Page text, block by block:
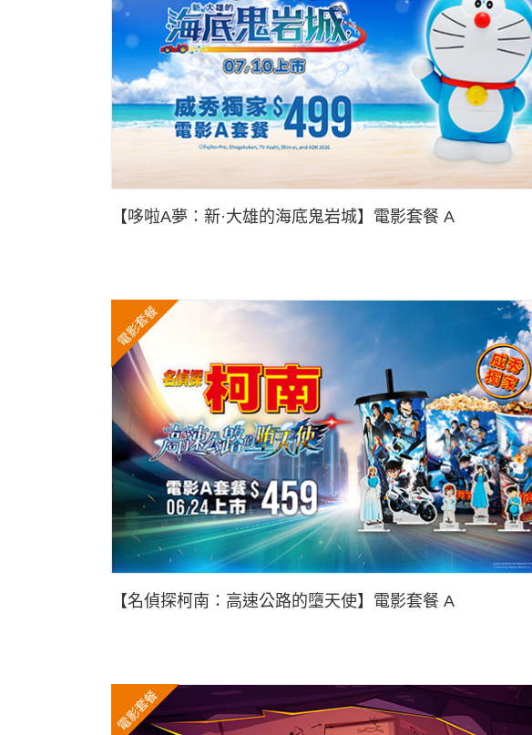
【哆啦A夢：新·大雄的海底鬼岩城】電影套餐 A
電影套餐
【名偵探柯南：高速公路的墮天使】電影套餐 A
電影套餐